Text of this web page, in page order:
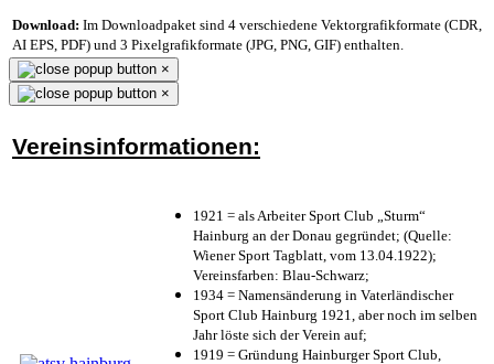
Download: Im Downloadpaket sind 4 verschiedene Vektorgrafikformate (CDR,
AI EPS, PDF) und 3 Pixelgrafikformate (JPG, PNG, GIF) enthalten.
×
×
Vereinsinformationen:
1921 = als Arbeiter Sport Club „Sturm“
Hainburg an der Donau gegründet; (Quelle:
Wiener Sport Tagblatt, vom 13.04.1922);
Vereinsfarben: Blau-Schwarz;
1934 = Namensänderung in Vaterländischer
Sport Club Hainburg 1921, aber noch im selben
Jahr löste sich der Verein auf;
1919 = Gründung Hainburger Sport Club,